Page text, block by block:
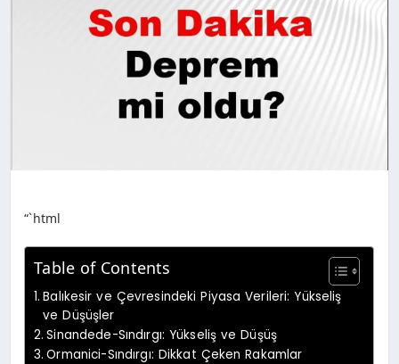
“`html
Table of Contents
Balıkesir ve Çevresindeki Piyasa Verileri: Yükseliş
ve Düşüşler
Sinandede-Sındırgı: Yükseliş ve Düşüş
Ormanici-Sındırgı: Dikkat Çeken Rakamlar